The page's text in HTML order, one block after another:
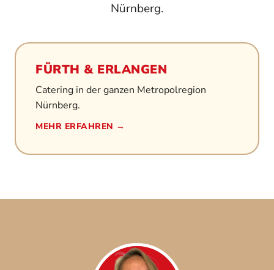
Nürnberg.
FÜRTH & ERLANGEN
Catering in der ganzen Metropolregion
Nürnberg.
MEHR ERFAHREN →